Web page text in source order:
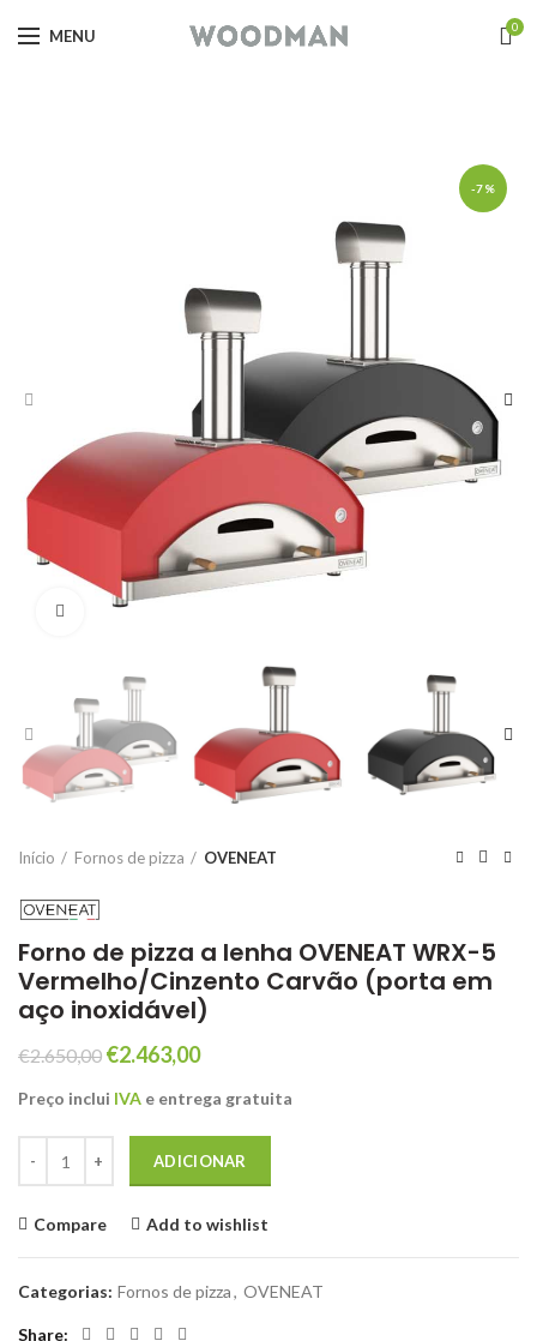
MENU 0
-7%
Click to enlarge
Início Fornos de pizza OVENEAT
Forno de pizza a lenha OVENEAT WRX-5
Vermelho/Cinzento Carvão (porta em
aço inoxidável)
€2.650,00 O
original
€2.650,00.
€2.463,00O
atual
€2.463,00.
Preço inclui IVA e entrega gratuita
ADICIONAR
Compare Add to wishlist
Categorias: Fornos de pizza, OVENEAT
Share